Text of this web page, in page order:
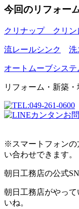
今回のリフォー
クリナップ クリン
流レールシンク 洗
オートムーブシステ
リフォーム・新築
※スマートフォンの
い合わせできます。
朝日工務店の公式
朝日工務店がやって
いね。